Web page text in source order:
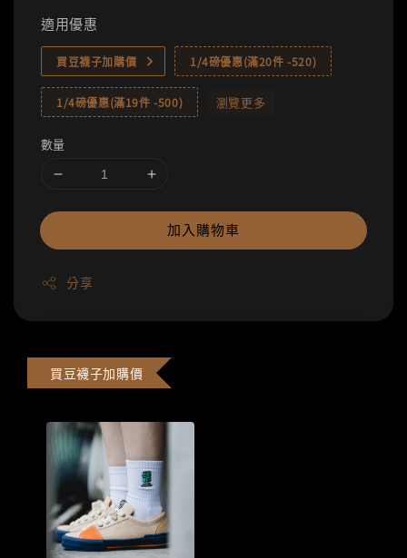
適用優惠
買豆襪子加購價 1/4磅優惠(滿20件 -520)
1/4磅優惠(滿19件 -500) 瀏覽更多
數量
加入購物車
分享
買豆襪子加購價